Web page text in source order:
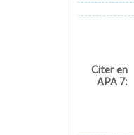
Citer en
APA 7: